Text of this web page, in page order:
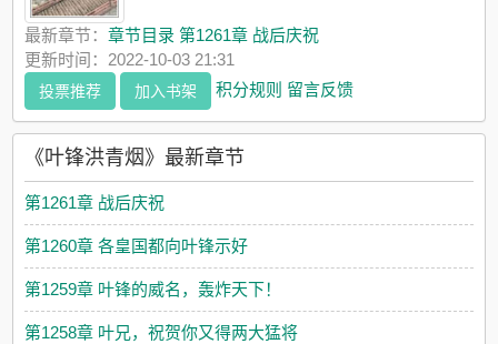
最新章节：章节目录 第1261章 战后庆祝
更新时间：2022-10-03 21:31
投票推荐 加入书架 积分规则 留言反馈
《叶锋洪青烟》最新章节
第1261章 战后庆祝
第1260章 各皇国都向叶锋示好
第1259章 叶锋的威名，轰炸天下！
第1258章 叶兄，祝贺你又得两大猛将